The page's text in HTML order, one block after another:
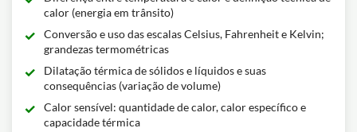
calor (energia em trânsito)
Conversão e uso das escalas Celsius, Fahrenheit e Kelvin;
grandezas termométricas
Dilatação térmica de sólidos e líquidos e suas
consequências (variação de volume)
Calor sensível: quantidade de calor, calor específico e
capacidade térmica